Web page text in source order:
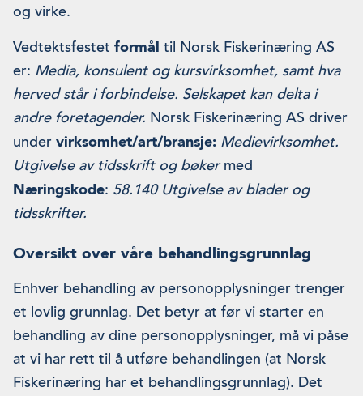
og virke.
Vedtektsfestet formål til Norsk Fiskerinæring AS
er: Media, konsulent og kursvirksomhet, samt hva
herved står i forbindelse. Selskapet kan delta i
andre foretagender. Norsk Fiskerinæring AS driver
under virksomhet/art/bransje: Medievirksomhet.
Utgivelse av tidsskrift og bøkermed
Næringskode: 58.140 Utgivelse av blader og
tidsskrifter.
Oversikt over våre behandlingsgrunnlag
Enhver behandling av personopplysninger trenger
et lovlig grunnlag. Det betyr at før vi starter en
behandling av dine personopplysninger, må vi påse
at vi har rett til å utføre behandlingen (at Norsk
Fiskerinæring har et behandlingsgrunnlag). Det